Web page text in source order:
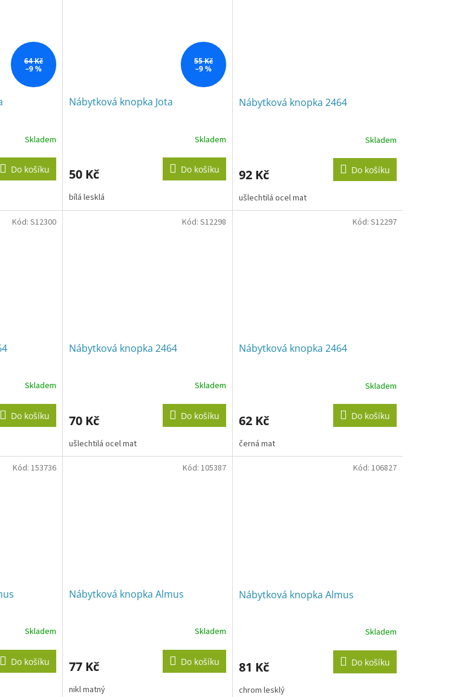
64 Kč
–9 %
Skladem
Do košíku
55 Kč
–9 %
Nábytková knopka Jota
Skladem
50 Kč Do košíku
bílá lesklá
Nábytková knopka 2464
Skladem
92 Kč Do košíku
ušlechtilá ocel mat
Skladem
Do košíku
Kód: S12300
Nábytková knopka 2464
Skladem
70 Kč Do košíku
ušlechtilá ocel mat
Kód: S12298
Nábytková knopka 2464
Skladem
62 Kč Do košíku
černá mat
Kód: S12297
Skladem
Do košíku
Kód: 153736
Nábytková knopka Almus
Skladem
77 Kč Do košíku
nikl matný
Kód: 105387
Nábytková knopka Almus
Skladem
81 Kč Do košíku
chrom lesklý
Kód: 106827